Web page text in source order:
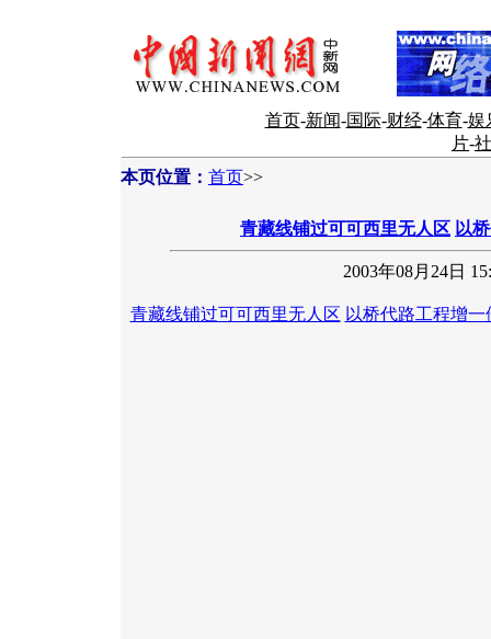
首页-新闻-国际-财经-体育-娱
片-
本页位置： 首页>>
青藏线铺过可可西里无人区 以
2003年08月24日
青藏线铺过可可西里无人区 以桥代路工程增一